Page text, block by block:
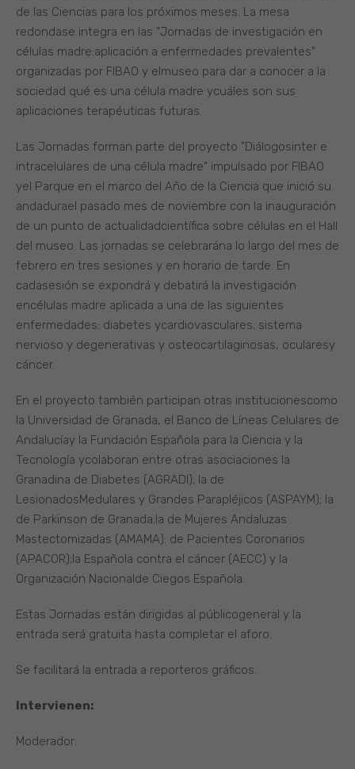
de las Ciencias para los próximos meses. La mesa
redondase integra en las "Jornadas de investigación en
células madre:aplicación a enfermedades prevalentes"
organizadas por FIBAO y elmuseo para dar a conocer a la
sociedad qué es una célula madre ycuáles son sus
aplicaciones terapéuticas futuras.
Las Jornadas forman parte del proyecto "Diálogosinter e
intracelulares de una célula madre" impulsado por FIBAO
yel Parque en el marco del Año de la Ciencia que inició su
andadurael pasado mes de noviembre con la inauguración
de un punto de actualidadcientífica sobre células en el Hall
del museo. Las jornadas se celebrarána lo largo del mes de
febrero en tres sesiones y en horario de tarde. En
cadasesión se expondrá y debatirá la investigación
encélulas madre aplicada a una de las siguientes
enfermedades: diabetes ycardiovasculares; sistema
nervioso y degenerativas y osteocartilaginosas, ocularesy
cáncer.
En el proyecto también participan otras institucionescomo
la Universidad de Granada, el Banco de Líneas Celulares de
Andalucíay la Fundación Española para la Ciencia y la
Tecnología ycolaboran entre otras asociaciones la
Granadina de Diabetes (AGRADI); la de
LesionadosMedulares y Grandes Parapléjicos (ASPAYM); la
de Parkinson de Granada;la de Mujeres Andaluzas
Mastectomizadas (AMAMA): de Pacientes Coronarios
(APACOR);la Española contra el cáncer (AECC) y la
Organización Nacionalde Ciegos Española.
Estas Jornadas están dirigidas al públicogeneral y la
entrada será gratuita hasta completar el aforo.
Se facilitará la entrada a reporteros gráficos.
Intervienen:
Moderador: